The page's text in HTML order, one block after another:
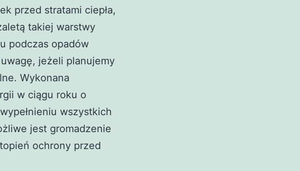
przed stratami ciepła,
takiej warstwy
podczas opadów
jeżeli planujemy
Wykonana
w ciągu roku o
wszystkich
jest gromadzenie
ochrony przed